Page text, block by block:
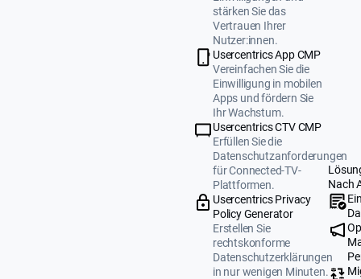
stärken Sie das
Vertrauen Ihrer
Nutzer:innen.
Usercentrics App CMP
Vereinfachen Sie die
Einwilligung in mobilen
Apps und fördern Sie
Ihr Wachstum.
Usercentrics CTV CMP
Erfüllen Sie die
Datenschutzanforderungen
für Connected-TV-
Plattformen.
Usercentrics Privacy
Policy Generator
Erstellen Sie
rechtskonforme
Datenschutzerklärungen
in nur wenigen Minuten.
Nach